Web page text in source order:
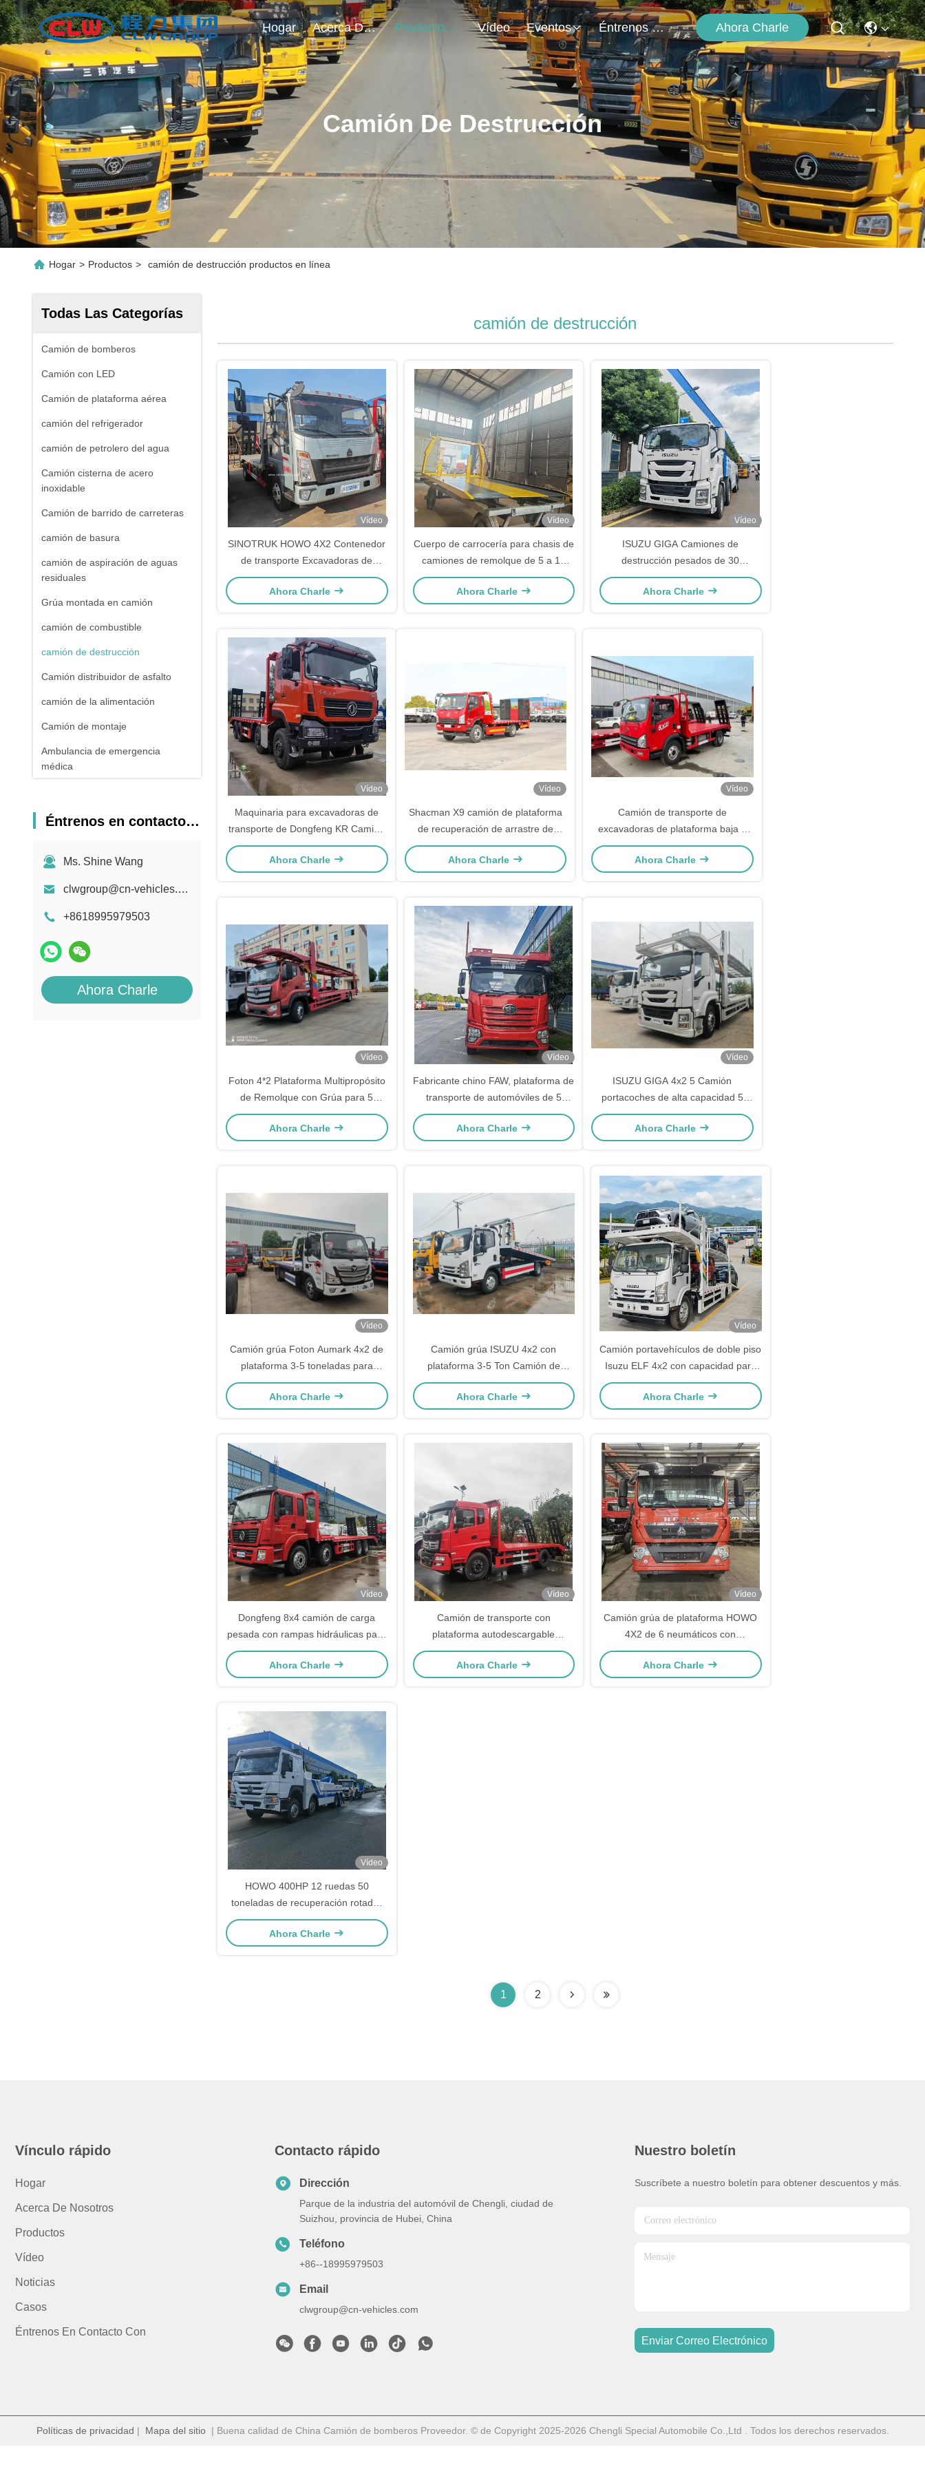
Hogar Acerca De Nosotros Productos Vídeo Eventos Éntrenos En Contacto Con Ahora Charle
Camión De Destrucción
Hogar > Productos > camión de destrucción productos en línea
Todas Las Categorías
Camión de bomberos
Camión con LED
Camión de plataforma aérea
camión del refrigerador
camión de petrolero del agua
Camión cisterna de acero
inoxidable
Camión de barrido de carreteras
camión de basura
camión de aspiración de aguas
residuales
Grúa montada en camión
camión de combustible
camión de destrucción
Camión distribuidor de asfalto
camión de la alimentación
Camión de montaje
Ambulancia de emergencia
médica
Éntrenos en contacto con
Ms. Shine Wang
clwgroup@cn-vehicles.com
+8618995979503
Ahora Charle
camión de destrucción
Vídeo
SINOTRUK HOWO 4X2 Contenedor
de transporte Excavadoras de
ingeniería Transporte Camión ligero
de cama plana
Ahora Charle
Vídeo
Cuerpo de carrocería para chasis de
camiones de remolque de 5 a 16
toneladas
Ahora Charle
Vídeo
ISUZU GIGA Camiones de
destrucción pesados de 30
toneladas de rotación de 360 grados
Camión de rescate de carretera
Ahora Charle
Vídeo
Maquinaria para excavadoras de
transporte de Dongfeng KR Camión
de transporte de cama plana
Ahora Charle
Vídeo
Shacman X9 camión de plataforma
de recuperación de arrastre de
desguace de lecho plano
Ahora Charle
Vídeo
Camión de transporte de
excavadoras de plataforma baja y
plataforma plana de servicio pesado
FAW
Ahora Charle
Vídeo
Foton 4*2 Plataforma Multipropósito
de Remolque con Grúa para 5
Coches
Ahora Charle
Vídeo
Fabricante chino FAW, plataforma de
transporte de automóviles de 5
juegos, camión de transporte de
automóviles
Ahora Charle
Vídeo
ISUZU GIGA 4x2 5 Camión
portacoches de alta capacidad 5
unidades Transporte de vehículos
Grúa Transportador de coches en
Ahora Charle
Vídeo
Camión grúa Foton Aumark 4x2 de
plataforma 3-5 toneladas para
rescate en carretera
Ahora Charle
Camión grúa ISUZU 4x2 con
plataforma 3-5 Ton Camión de
remolque de plataforma
Ahora Charle
Vídeo
Camión portavehículos de doble piso
Isuzu ELF 4x2 con capacidad para
3-4 unidades, grúa de rescate
Ahora Charle
Vídeo
Dongfeng 8x4 camión de carga
pesada con rampas hidráulicas para
el transporte de excavadoras de 30-
40 toneladas
Ahora Charle
Vídeo
Camión de transporte con
plataforma autodescargable
Dongfeng para excavadora,
cargadora y cosechadora
Ahora Charle
Vídeo
Camión grúa de plataforma HOWO
4X2 de 6 neumáticos con
cabrestante y rampa para transporte
de maquinaria pesada
Ahora Charle
Vídeo
HOWO 400HP 12 ruedas 50
toneladas de recuperación rotador
destructora remolque camión de
rescate de carretera
Ahora Charle
1 2
Vínculo rápido
Hogar
Acerca De Nosotros
Productos
Vídeo
Noticias
Casos
Éntrenos En Contacto Con
Contacto rápido
Dirección
Parque de la industria del automóvil de Chengli, ciudad de
Suizhou, provincia de Hubei, China
Teléfono
+86--18995979503
Email
clwgroup@cn-vehicles.com
Nuestro boletín
Suscríbete a nuestro boletín para obtener descuentos y más.
Enviar Correo Electrónico
Políticas de privacidad | Mapa del sitio| Buena calidad de China Camión de bomberos Proveedor. © de Copyright 2025-2026 Chengli Special Automobile Co.,Ltd . Todos los derechos reservados.